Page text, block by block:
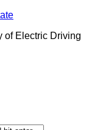
of Electric Driving